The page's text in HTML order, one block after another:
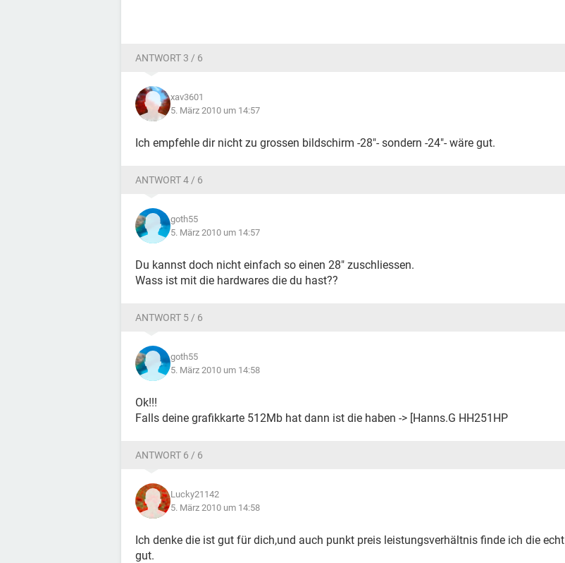
ANTWORT 3 / 6
xav3601
5. März 2010 um 14:57
Ich empfehle dir nicht zu grossen bildschirm -28"- sondern -24"- wäre gut.
ANTWORT 4 / 6
goth55
5. März 2010 um 14:57
Du kannst doch nicht einfach so einen 28" zuschliessen.
Wass ist mit die hardwares die du hast??
ANTWORT 5 / 6
goth55
5. März 2010 um 14:58
Ok!!!
Falls deine grafikkarte 512Mb hat dann ist die haben -> [Hanns.G HH251HP
ANTWORT 6 / 6
Lucky21142
5. März 2010 um 14:58
Ich denke die ist gut für dich,und auch punkt preis leistungsverhältnis finde ich die echt
gut.